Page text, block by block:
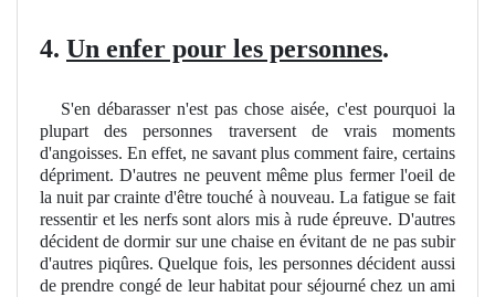
4. Un enfer pour les personnes.
S'en débarasser n'est pas chose aisée, c'est pourquoi la
plupart des personnes traversent de vrais moments
d'angoisses. En effet, ne savant plus comment faire, certains
dépriment. D'autres ne peuvent même plus fermer l'oeil de
la nuit par crainte d'être touché à nouveau. La fatigue se fait
ressentir et les nerfs sont alors mis à rude épreuve. D'autres
décident de dormir sur une chaise en évitant de ne pas subir
d'autres piqûres. Quelque fois, les personnes décident aussi
de prendre congé de leur habitat pour séjourné chez un ami